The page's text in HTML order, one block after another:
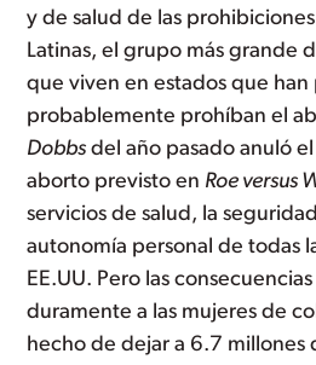
y de salud de las
Latinas, el grupo más grande
que viven en estados que
probablemente prohíban el
Dobbs del año pasado anuló
aborto previsto en Roe versus
servicios de salud, la
autonomía personal de todas
EE.UU. Pero las
duramente a las mujeres de
hecho de dejar a 6.7 millones